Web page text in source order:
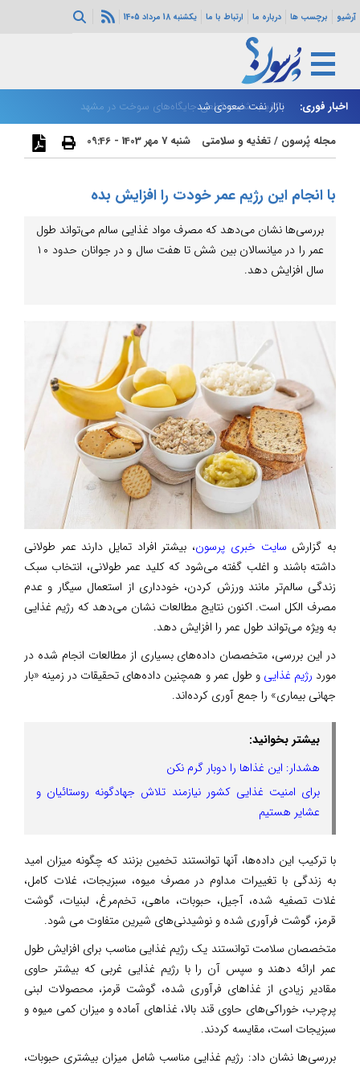
آرشیو برچسب ها درباره ما ارتباط با ما یکشنبه 18 مرداد 1405
اخبار فوری: تکذیب شایعه قطعی جایگاه‌های سوخت در مشهد
بازار نفت صعودی شد
مجله پُرسون /تغذیه و سلامتی شنبه 7 مهر 1403 - 09:46
با انجام این رژیم عمر خودت را افزایش بده
بررسی‌ها نشان می‌دهد که مصرف مواد غذایی سالم می‌تواند طول
عمر را در میانسالان بین شش تا هفت سال و در جوانان حدود ۱۰
سال افزایش دهد.
به گزارش سایت خبری پرسون، بیشتر افراد تمایل دارند عمر طولانی
داشته باشند و اغلب گفته می‌شود که کلید عمر طولانی، انتخاب سبک
زندگی سالم‌تر مانند ورزش کردن، خودداری از استعمال سیگار و عدم
مصرف الکل است. اکنون نتایج مطالعات نشان می‌دهد که رژیم غذایی
به ویژه می‌تواند طول عمر را افزایش دهد.
در این بررسی، متخصصان داده‌های بسیاری از مطالعات انجام شده در
مورد رژیم غذایی و طول عمر و همچنین داده‌های تحقیقات در زمینه «بار
جهانی بیماری» را جمع آوری کرده‌اند.
بیشتر بخوانید:
هشدار: این غذاها را دوبار گرم نکن
برای امنیت غذایی کشور نیازمند تلاش جهادگونه روستائیان و
عشایر هستیم
با ترکیب این داده‌ها، آنها توانستند تخمین بزنند که چگونه میزان امید
به زندگی با تغییرات مداوم در مصرف میوه، سبزیجات، غلات کامل،
غلات تصفیه شده، آجیل، حبوبات، ماهی، تخم‌مرغ، لبنیات، گوشت
قرمز، گوشت فرآوری شده و نوشیدنی‌های شیرین متفاوت می شود.
متخصصان سلامت توانستند یک رژیم غذایی مناسب برای افزایش طول
عمر ارائه دهند و سپس آن را با رژیم غذایی غربی که بیشتر حاوی
مقادیر زیادی از غذاهای فرآوری شده، گوشت قرمز، محصولات لبنی
پرچرب، خوراکی‌های حاوی قند بالا، غذاهای آماده و میزان کمی میوه و
سبزیجات است، مقایسه کردند.
بررسی‌ها نشان داد: رژیم غذایی مناسب شامل میزان بیشتری حبوبات،